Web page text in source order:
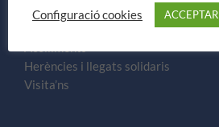
Fes-te soci
Herències i llegats solidaris
Visita’ns
Configuració cookies ACCEPTAR